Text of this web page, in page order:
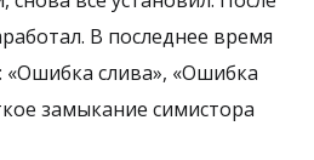
В последнее время
слива», «Ошибка
замыкание симистора